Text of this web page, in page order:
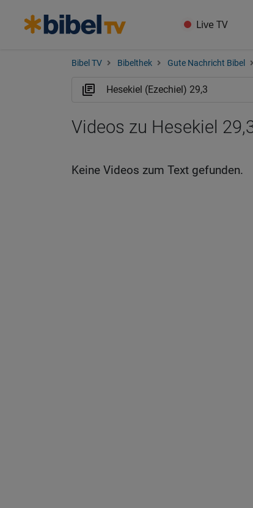
Live TV
Bibel TV Bibelthek Gute Nachricht Bibel
Videos zu Hesekiel
Keine Videos zum Text gefunden.